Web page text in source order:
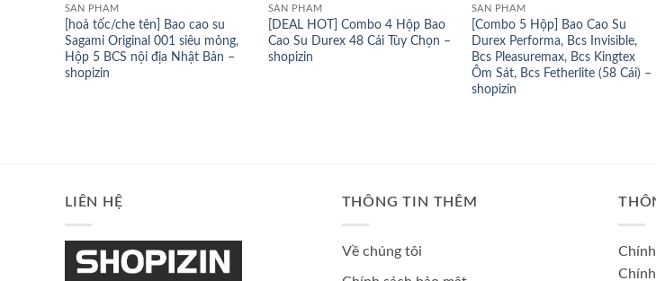
SẢN PHẨM
[hoả tốc/che tên] Bao cao su
Sagami Original 001 siêu mỏng,
Hộp 5 BCS nội địa Nhật Bản –
shopizin
SẢN PHẨM
[DEAL HOT] Combo 4 Hộp Bao
Cao Su Durex 48 Cái Tùy Chọn –
shopizin
SẢN PHẨM
[Combo 5 Hộp] Bao Cao Su
Durex Performa, Bcs Invisible,
Bcs Pleasuremax, Bcs Kingtex
Ôm Sát, Bcs Fetherlite (58 Cái) –
shopizin
LIÊN HỆ THÔNG TIN THÊM
Về chúng tôi